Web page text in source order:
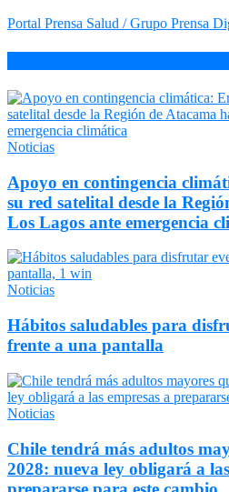
Portal Prensa Salud / Grupo Prensa
Noticias
Apoyo en contingencia
su red satelital desde la
Los Lagos ante emergencia
Noticias
Hábitos saludables para
frente a una pantalla
Noticias
Chile tendrá más adultos
2028: nueva ley obligará a